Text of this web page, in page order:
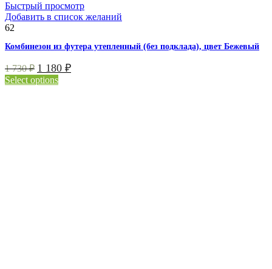
Быстрый просмотр
Добавить в список желаний
62
Комбинезон из футера утепленный (без подклада), цвет Бежевый
1 730₽ 1 180 ₽
Select options